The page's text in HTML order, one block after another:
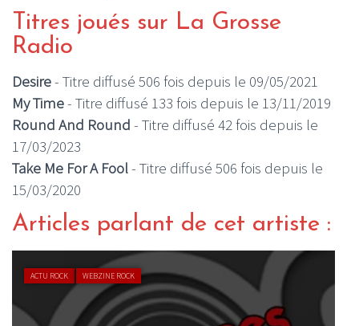
Titres joués sur La Grosse
Radio
Desire- Titre diffusé 506 fois depuis le 09/05/2021
My Time- Titre diffusé 133 fois depuis le 13/11/2019
Round And Round - Titre diffusé 42 fois depuis le
17/03/2023
Take Me For A Fool- Titre diffusé 506 fois depuis le
15/03/2020
Articles parlant de cet artiste :
ACTU ROCK WEBZINE ROCK